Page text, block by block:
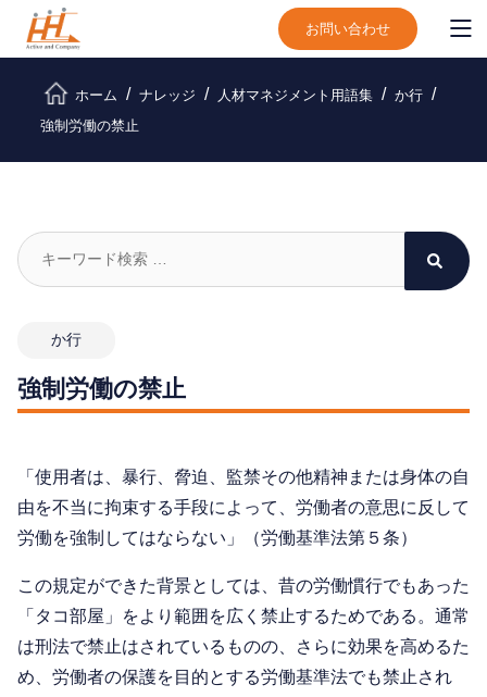
お問い合わせ
ホーム ナレッジ 人材マネジメント用語集
か行
強制労働の禁止
か行
強制労働の禁止
「使用者は、暴行、脅迫、監禁その他精神または身体の自
由を不当に拘束する手段によって、労働者の意思に反して
労働を強制してはならない」（労働基準法第５条）
この規定ができた背景としては、昔の労働慣行でもあった
「タコ部屋」をより範囲を広く禁止するためである。通常
は刑法で禁止はされているものの、さらに効果を高めるた
め、労働者の保護を目的とする労働基準法でも禁止され